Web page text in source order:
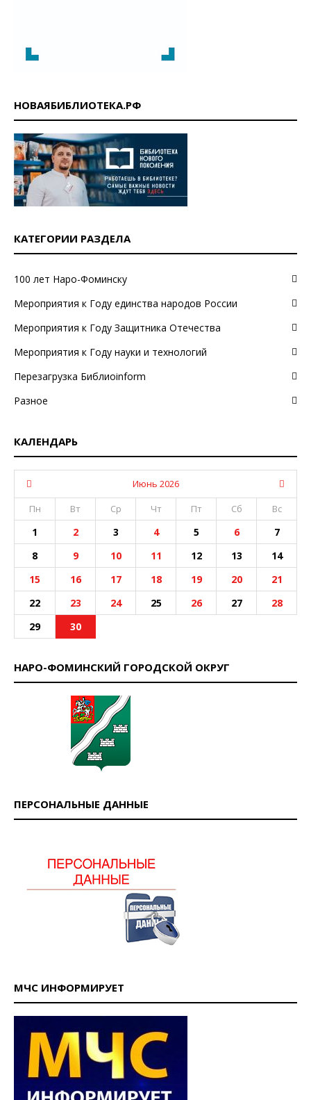
НОВАЯБИБЛИОТЕКА.РФ
КАТЕГОРИИ РАЗДЕЛА
100 лет Наро-Фоминску
Мероприятия к Году единства народов России
Мероприятия к Году Защитника Отечества
Мероприятия к Году науки и технологий
Перезагрузка Библиоinform
Разное
КАЛЕНДАРЬ
Июнь 2026
Пн
Вт Ср Чт Пт Сб Вс
1 2 3 4 5 6
7
8
9 10 11 12 13
14
15
16 17 18 19 20
21
22
23 24 25 26 27
28
29
30
НАРО-ФОМИНСКИЙ ГОРОДСКОЙ ОКРУГ
ПЕРСОНАЛЬНЫЕ ДАННЫЕ
МЧС ИНФОРМИРУЕТ